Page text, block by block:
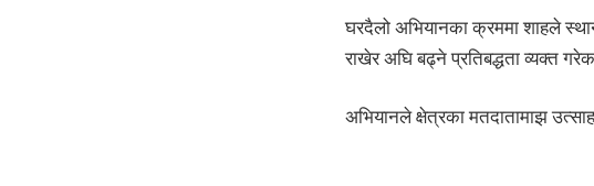
घरदैलो अभियानका क्रममा शाहले
राखेर अघि बढ्ने प्रतिबद्धता व्यक्त
अभियानले क्षेत्रका मतदातामाझ